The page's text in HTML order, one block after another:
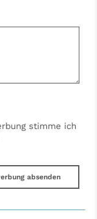
stimme ich
absenden